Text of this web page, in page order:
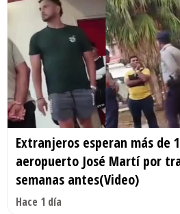
Extranjeros esperan más de
aeropuerto José Martí por
semanas antes(Video)
Hace 1 día